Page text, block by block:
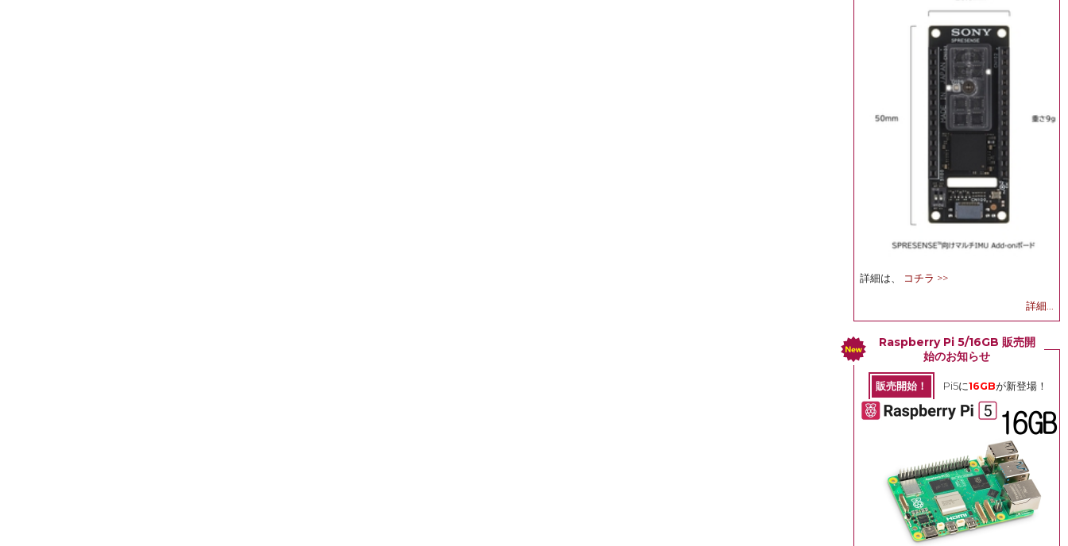
詳細は、 コチラ >>
詳細...
Raspberry Pi 5/16GB 販売開
始のお知らせ
販売開始！ Pi5に16GBが新登場！